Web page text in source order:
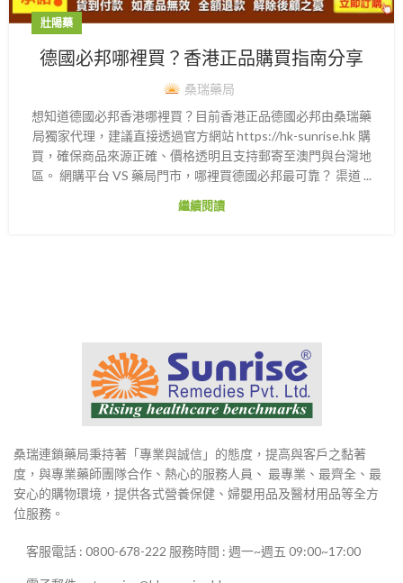
壯陽藥
德國必邦哪裡買？香港正品購買指南分享
桑瑞藥局
想知道德國必邦香港哪裡買？目前香港正品德國必邦由桑瑞藥
局獨家代理，建議直接透過官方網站 https://hk-sunrise.hk 購
買，確保商品來源正確、價格透明且支持郵寄至澳門與台灣地
區。 網購平台 VS 藥局門市，哪裡買德國必邦最可靠？ 渠道 ...
繼續閱讀
桑瑞連鎖藥局秉持著「專業與誠信」的態度，提高與客戶之黏著
度，與專業藥師團隊合作、熱心的服務人員、 最專業、最齊全、最
安心的購物環境，提供各式營養保健、婦嬰用品及醫材用品等全方
位服務。
客服電話 : 0800-678-222 服務時間 : 週一~週五 09:00~17:00